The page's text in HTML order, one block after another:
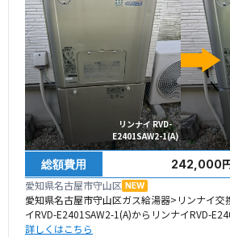
リンナイ RVD-
E2401SAW2-1(A)
総額費用 242,000
愛知県名古屋市守山区 NEW
愛知県名古屋市守山区ガス給湯器>リンナイ交
イRVD-E2401SAW2-1(A)からリンナイRVD-
詳しくはこちら